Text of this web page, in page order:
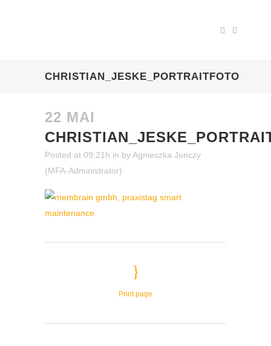
CHRISTIAN_JESKE_PORTRAITFOTO
22 MAI
Posted at 09:21h in byAgnieszka Jonczy
(MFA-Administrator)
Print page